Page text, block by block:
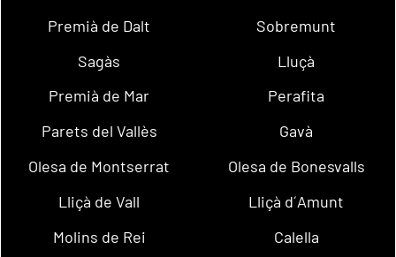
Premià de Dalt
Sobremunt
Sagàs
Lluçà
Premià de Mar
Perafita
Parets del Vallès
Gavà
Olesa de Montserrat
Olesa de Bonesvalls
Lliçà de Vall
Lliçà d´Amunt
Molins de Rei
Calella